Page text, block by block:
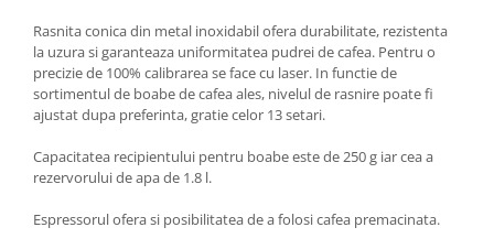
Rasnita conica din metal inoxidabil ofera durabilitate, rezistenta
la uzura si garanteaza uniformitatea pudrei de cafea. Pentru o
precizie de 100% calibrarea se face cu laser. In functie de
sortimentul de boabe de cafea ales, nivelul de rasnire poate fi
ajustat dupa preferinta, gratie celor 13 setari.
Capacitatea recipientului pentru boabe este de 250 g iar cea a
rezervorului de apa de 1.8 l.
Espressorul ofera si posibilitatea de a folosi cafea premacinata.